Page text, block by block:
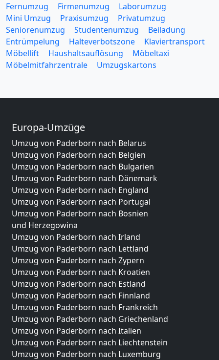
Fernumzug
Firmenumzug
Laborumzug
Mini Umzug
Praxisumzug
Privatumzug
Seniorenumzug
Studentenumzug
Beiladung
Entrümpelung
Halteverbotszone
Klaviertransport
Möbellift
Haushaltsauflösung
Möbeltaxi
Möbelmitfahrzentrale
Umzugskartons
Europa-Umzüge
Umzug von Paderborn nach Belarus
Umzug von Paderborn nach Belgien
Umzug von Paderborn nach Bulgarien
Umzug von Paderborn nach Dänemark
Umzug von Paderborn nach England
Umzug von Paderborn nach Portugal
Umzug von Paderborn nach Bosnien
und Herzegowina
Umzug von Paderborn nach Irland
Umzug von Paderborn nach Lettland
Umzug von Paderborn nach Zypern
Umzug von Paderborn nach Kroatien
Umzug von Paderborn nach Estland
Umzug von Paderborn nach Finnland
Umzug von Paderborn nach Frankreich
Umzug von Paderborn nach Griechenland
Umzug von Paderborn nach Italien
Umzug von Paderborn nach Liechtenstein
Umzug von Paderborn nach Luxemburg